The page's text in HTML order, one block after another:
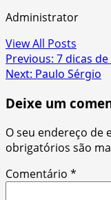
Administrator
View All Posts
Post
navigation
Previous: 7 dicas
Next: Paulo Sérgio
Deixe um
O seu endereço de
obrigatórios são
Comentário *